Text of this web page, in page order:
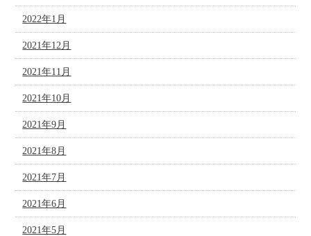
2022年1月
2021年12月
2021年11月
2021年10月
2021年9月
2021年8月
2021年7月
2021年6月
2021年5月